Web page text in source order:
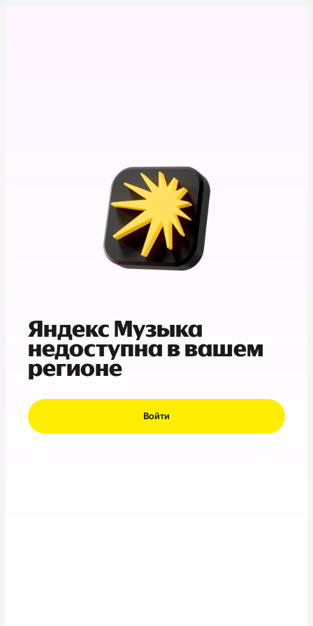
Яндекс Музыка
недоступна в вашем
регионе
Войти